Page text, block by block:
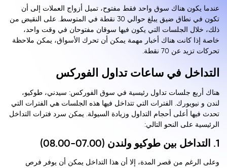
عندما يكون هناك سوق واحد فقط مفتوح، تميل أزواج العملات إلى أن
تكون في نطاق ضيق يبلغ حوالي 30 نقطة في المتوسط. على النقيض من
ذلك، خلال الجلسات التي يكون فيها سوقان مفتوحان في وقت واحد،
خاصة إذا كانت هناك أخبار مهمة يمكن أن تحرك الأسواق، يمكن ملاحظة
تحركات تزيد عن 70 نقطة.
التداخل في ساعات تداول الفوركس
هناك أربع جلسات تداول رئيسية في سوق الفوركس: سيدني، طوكيو،
لندن و نيويورك. الفترات التي تتداخل فيها هذه الجلسات هي الفترات التي
تحدث فيها أعلى أحجام التداول وزيادة السيولة. يمكن سرد فترات التداخل
الرئيسية على النحو التالي:
1. التداخل بين طوكيو ولندن (07.00-08.00)
وعلى الرغم من قصر المدة، إلا أن هذا التداخل يمكن أن يوفر فرص